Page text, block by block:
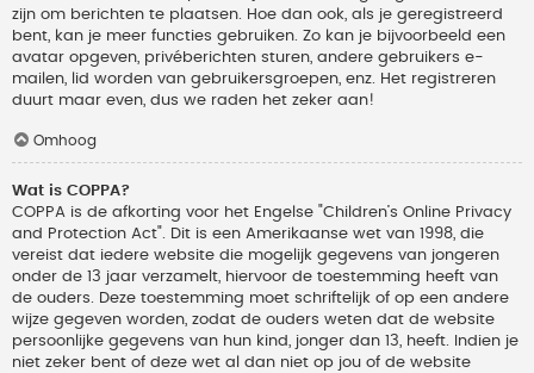
zijn om berichten te plaatsen. Hoe dan ook, als je geregistreerd
bent, kan je meer functies gebruiken. Zo kan je bijvoorbeeld een
avatar opgeven, privéberichten sturen, andere gebruikers e-
mailen, lid worden van gebruikersgroepen, enz. Het registreren
duurt maar even, dus we raden het zeker aan!
Omhoog
Wat is COPPA?
COPPA is de afkorting voor het Engelse "Children’s Online Privacy
and Protection Act". Dit is een Amerikaanse wet van 1998, die
vereist dat iedere website die mogelijk gegevens van jongeren
onder de 13 jaar verzamelt, hiervoor de toestemming heeft van
de ouders. Deze toestemming moet schriftelijk of op een andere
wijze gegeven worden, zodat de ouders weten dat de website
persoonlijke gegevens van hun kind, jonger dan 13, heeft. Indien je
niet zeker bent of deze wet al dan niet op jou of de website